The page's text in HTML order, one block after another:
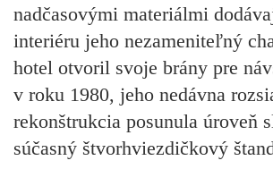
nadčasovými materiálmi
interiéru jeho nezameniteľný
hotel otvoril svoje brány pre
v roku 1980, jeho nedávna
rekonštrukcia posunula úroveň
súčasný štvorhviezdičkový